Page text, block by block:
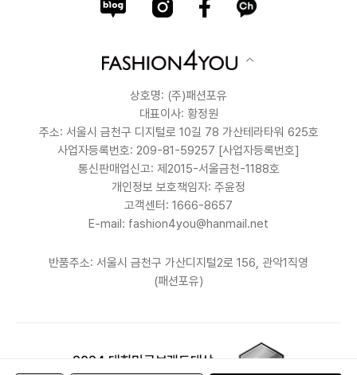
상호명: (주)패션포유
대표이사: 황정원
주소: 서울시 금천구 디지털로 10길 78 가산테라타워 625호
사업자등록번호: 209-81-59257 [사업자등록번호]
통신판매업신고: 제2015-서울금천-1188호
개인정보 보호책임자: 주윤정
고객센터: 1666-8657
E-mail: fashion4you@hanmail.net
반품주소: 서울시 금천구 가산디지털2로 156, 관악1직영
(패션포유)